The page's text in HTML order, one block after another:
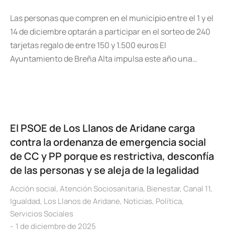
Las personas que compren en el municipio entre el 1 y el
14 de diciembre optarán a participar en el sorteo de 240
tarjetas regalo de entre 150 y 1.500 euros El
Ayuntamiento de Breña Alta impulsa este año una…
El PSOE de Los Llanos de Aridane carga
contra la ordenanza de emergencia social
de CC y PP porque es restrictiva, desconfía
de las personas y se aleja de la legalidad
Acción social, Atención Sociosanitaria, Bienestar, Canal 11,
Igualdad, Los Llanos de Aridane, Noticias, Política,
Servicios Sociales
1 de diciembre de 2025